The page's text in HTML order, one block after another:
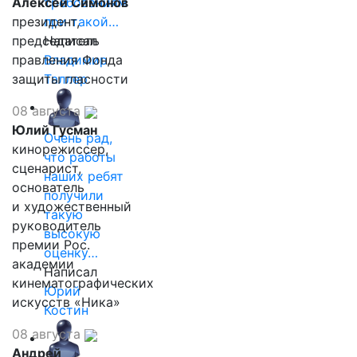
при такой…
Написал
Владимир
Таллер
Очень рад,
что работы
наших ребят
получили
такую
высокую
оценку…
Написал
Юрий
Костин
президент,
председатель
правления Фонда
защиты гласности
08 августа
Юлий Гусман
кинорежиссер,
сценарист,
основатель
и художественный
руководитель
премии Рос.
академии
кинематографических
искусств «Ника»
08 августа
Андрей